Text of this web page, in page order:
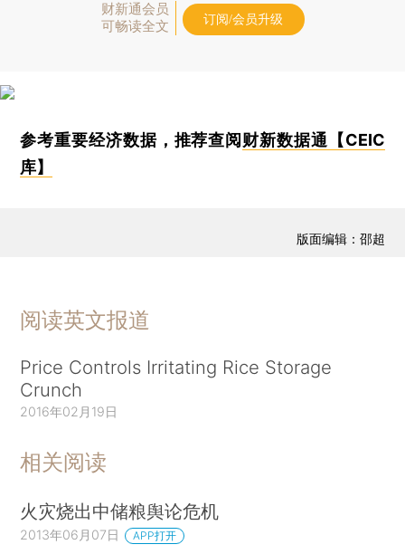
财新通会员
可畅读全文
订阅/会员升级
参考重要经济数据，推荐查阅财新数据通【CEIC
库】
版面编辑：邵超
阅读英文报道
Price Controls Irritating Rice Storage
Crunch
2016年02月19日
相关阅读
火灾烧出中储粮舆论危机
2013年06月07日 APP打开